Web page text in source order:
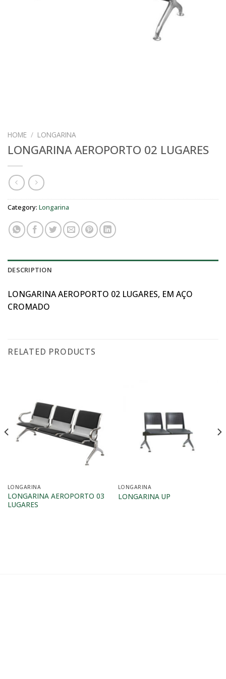
HOME / LONGARINA
LONGARINA AEROPORTO 02 LUGARES
Category: Longarina
DESCRIPTION
LONGARINA AEROPORTO 02 LUGARES, EM AÇO
CROMADO
RELATED PRODUCTS
LONGARINA
LONGARINA AEROPORTO 03
LUGARES
LONGARINA
LONGARINA UP